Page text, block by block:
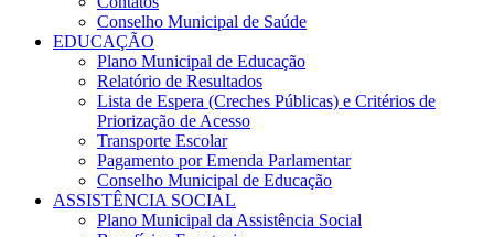
Conselho Municipal de Saúde
EDUCAÇÃO
Plano Municipal de Educação
Relatório de Resultados
Lista de Espera (Creches Públicas) e Critérios de
Priorização de Acesso
Transporte Escolar
Pagamento por Emenda Parlamentar
Conselho Municipal de Educação
ASSISTÊNCIA SOCIAL
Plano Municipal da Assistência Social